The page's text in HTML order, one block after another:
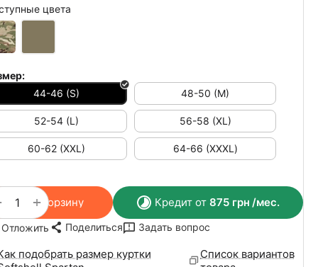
цвета
44-46 (S)
48-50 (M)
52-54 (L) 56-58 (XL)
60-62 (XXL) 64-66 (ХХХL)
+
В корзину Кредит от 875грн /мес.
Отложить Поделиться Задать вопрос
подобрать размер куртки
Список вариантов